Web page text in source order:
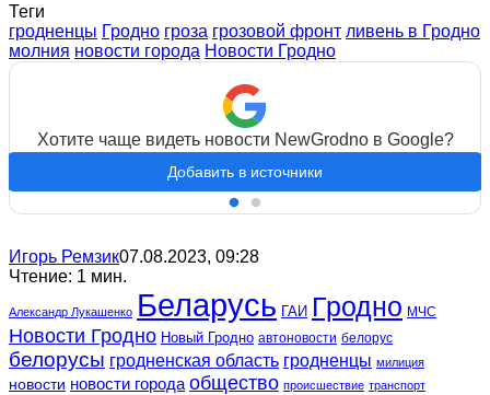
Теги
гродненцы Гродно гроза грозовой фронт ливень в Гродно
молния новости города Новости Гродно
Хотите чаще видеть новости NewGrodno в Google?
Добавить в источники
Игорь Ремзик07.08.2023, 09:28
Чтение: 1 мин.
Александр Лукашенко Беларусь ГАИ Гродно МЧС
Новости Гродно Новый Гродно автоновости белорус
белорусы гродненская область гродненцы милиция
новости новости города общество происшествие транспорт